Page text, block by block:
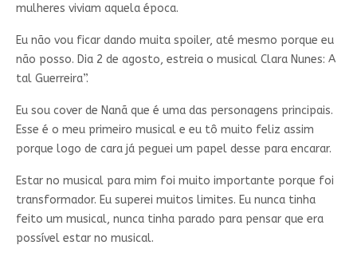
mulheres viviam aquela época.
Eu não vou ficar dando muita spoiler, até mesmo porque eu
não posso. Dia 2 de agosto, estreia o musical Clara Nunes: A
tal Guerreira”.
Eu sou cover de Nanã que é uma das personagens principais.
Esse é o meu primeiro musical e eu tô muito feliz assim
porque logo de cara já peguei um papel desse para encarar.
Estar no musical para mim foi muito importante porque foi
transformador. Eu superei muitos limites. Eu nunca tinha
feito um musical, nunca tinha parado para pensar que era
possível estar no musical.